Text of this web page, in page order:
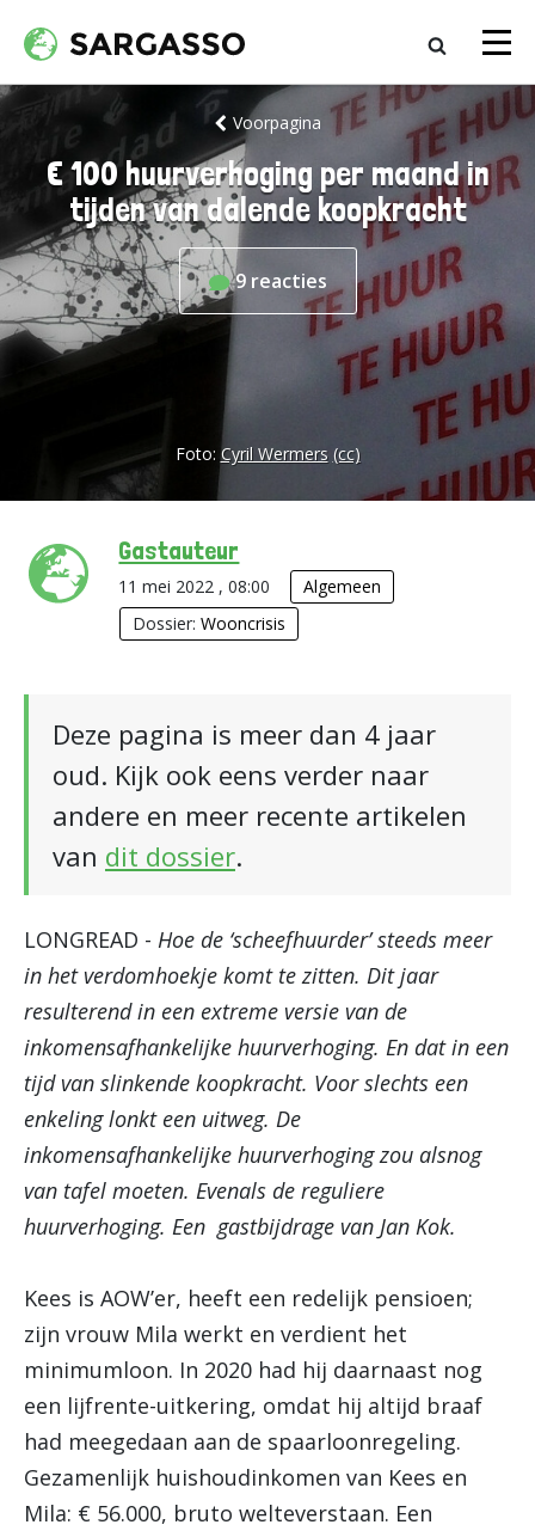
Voorpagina
€ 100 huurverhoging per maand in
tijden van dalende koopkracht
9 reacties
Foto: Cyril Wermers (cc)
Gastauteur
11 mei 2022 , 08:00
Algemeen
Dossier:Wooncrisis
Deze pagina is meer dan 4 jaar
oud. Kijk ook eens verder naar
andere en meer recente artikelen
van dit dossier.
LONGREAD - Hoe de ‘scheefhuurder’ steeds meer
in het verdomhoekje komt te zitten. Dit jaar
resulterend in een extreme versie van de
inkomensafhankelijke huurverhoging. En dat in een
tijd van slinkende koopkracht. Voor slechts een
enkeling lonkt een uitweg. De
inkomensafhankelijke huurverhoging zou alsnog
van tafel moeten. Evenals de reguliere
huurverhoging. Een gastbijdrage van Jan Kok.
Kees is AOW’er, heeft een redelijk pensioen;
zijn vrouw Mila werkt en verdient het
minimumloon. In 2020 had hij daarnaast nog
een lijfrente-uitkering, omdat hij altijd braaf
had meegedaan aan de spaarloonregeling.
Gezamenlijk huishoudinkomen van Kees en
Mila: € 56.000, bruto welteverstaan. Een